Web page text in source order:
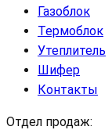
Газоблок
Термоблок
Утеплитель
Шифер
Контакты
Отдел продаж: